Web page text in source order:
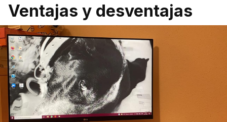
Ventajas y desventajas